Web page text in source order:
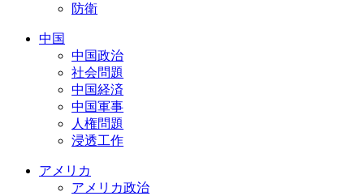
防衛
中国
中国政治
社会問題
中国経済
中国軍事
人権問題
浸透工作
アメリカ
アメリカ政治